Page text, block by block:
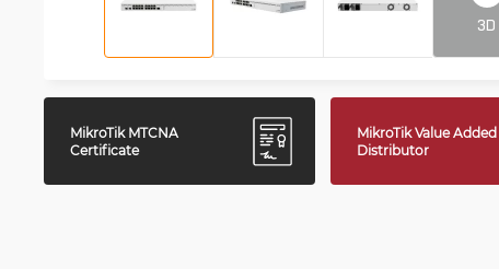
3D
MikroTik MTCNA
Certificate
MikroTik Value Added
Distributor